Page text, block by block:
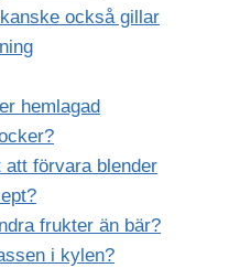
också gillar
hemlagad
förvara blender
frukter än bär?
i kylen?